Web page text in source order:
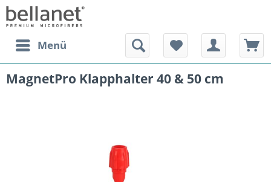
Menü
MagnetPro Klapphalter 40 & 50 cm